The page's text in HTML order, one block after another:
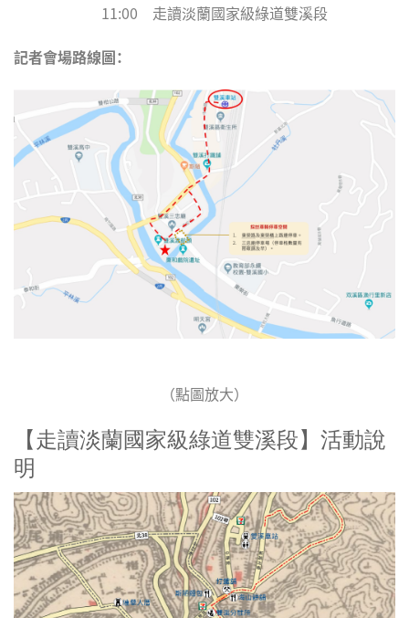
11:00 走讀淡蘭國家級綠道雙溪段
記者會場路線圖：
（點圖放大）
【走讀淡蘭國家級綠道雙溪段】活動說
明